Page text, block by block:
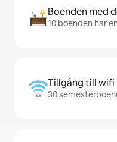
Boenden med
10 boenden har
Tillgång till wifi
30